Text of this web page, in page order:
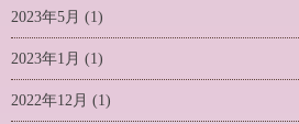
2023年5月 (1)
2023年1月 (1)
2022年12月 (1)